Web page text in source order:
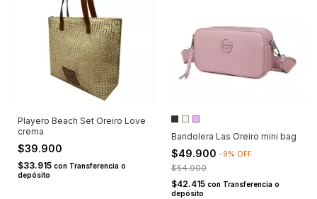
Playero Beach Set Oreiro Love
crema
$39.900
$33.915 con Transferencia o
depósito
Bandolera Las Oreiro mini bag
$49.900 -9% OFF
$54.900
$42.415 con Transferencia o
depósito